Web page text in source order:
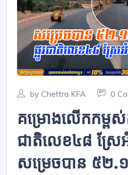
by Chettra KFA 0
គម្រោងលើកកម្ព
ជាតិលេខ៤៨ ស្រ
សម្រេចបាន ៥២